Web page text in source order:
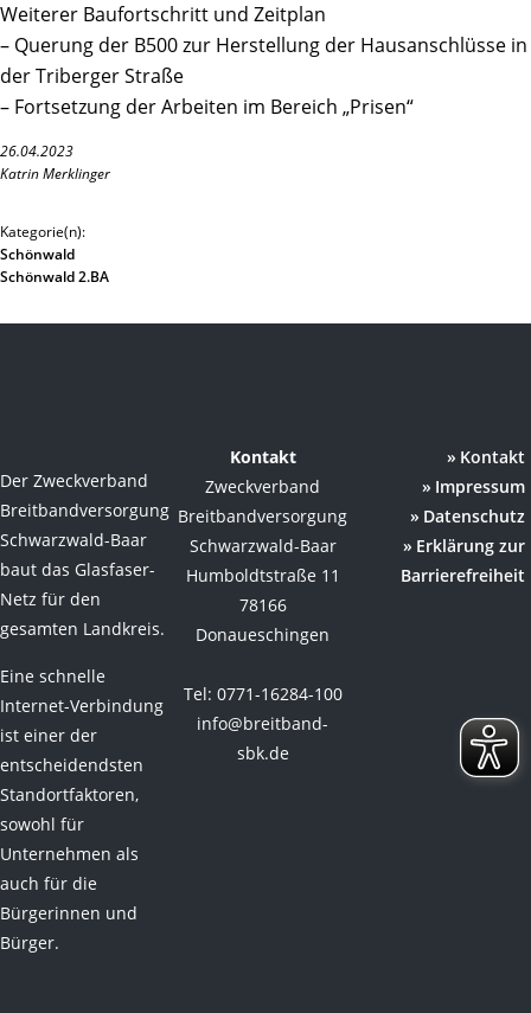
Weiterer Baufortschritt und Zeitplan
– Querung der B500 zur Herstellung der Hausanschlüsse in
der Triberger Straße
– Fortsetzung der Arbeiten im Bereich „Prisen“
26.04.2023
Katrin Merklinger
Kategorie(n):
Schönwald
Schönwald 2.BA
Der Zweckverband
Breitbandversorgung
Schwarzwald-Baar
baut das Glasfaser-
Netz für den
gesamten Landkreis.
Eine schnelle
Internet-Verbindung
ist einer der
entscheidendsten
Standortfaktoren,
sowohl für
Unternehmen als
auch für die
Bürgerinnen und
Bürger.
Kontakt
Zweckverband
Breitbandversorgung
Schwarzwald-Baar
Humboldtstraße 11
78166
Donaueschingen
Tel: 0771-16284-100
info@breitband-
sbk.de
Kontakt
Impressum
Datenschutz
Erklärung zur
Barrierefreiheit